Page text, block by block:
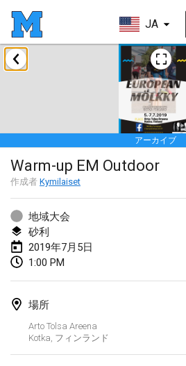
JA
アーカイブ
Warm-up EM Outdoor
作成者 Kymilaiset
地域大会
砂利
2019年7月5日
1:00 PM
場所
Arto Tolsa Areena
Kotka フィンランド
2019年1月
New Year's Throw Mölkky
チェコ
Tournoi Mixte ASPTTOM
2019年1月20日| フランス
Tournoi d'Hiver
2019年1月26日
Liekki Cup
2019年1月26日
Tournoi de Mölkky - Lesfous
2019年1月26日